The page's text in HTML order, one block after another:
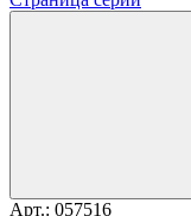
Арт.: 057516